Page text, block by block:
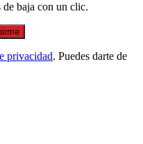
de baja con un clic.
privacidad. Puedes darte de